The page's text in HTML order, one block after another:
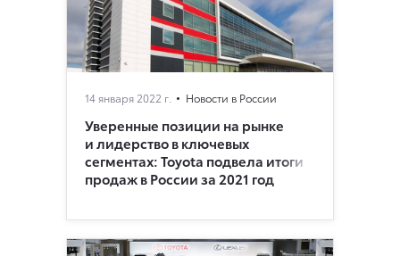
14 января 2022 г. Новости в России
Уверенные позиции на рынке
и лидерство в ключевых
сегментах: Toyota подвела итоги
продаж в России за 2021 год